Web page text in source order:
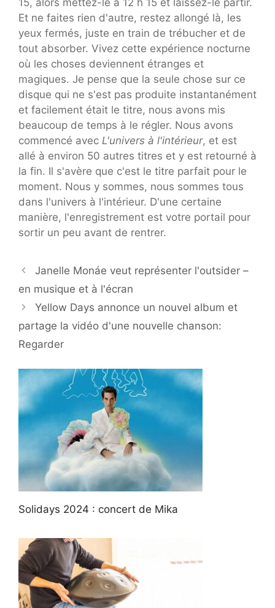
Et ne faites rien d'autre, restez allongé là, les
yeux fermés, juste en train de trébucher et de
tout absorber. Vivez cette expérience nocturne
où les choses deviennent étranges et
magiques. Je pense que la seule chose sur ce
disque qui ne s'est pas produite instantanément
et facilement était le titre, nous avons mis
beaucoup de temps à le régler. Nous avons
commencé avec L'univers à l'intérieur, et est
allé à environ 50 autres titres et y est retourné à
la fin. Il s'avère que c'est le titre parfait pour le
moment. Nous y sommes, nous sommes tous
dans l'univers à l'intérieur. D'une certaine
manière, l'enregistrement est votre portail pour
sortir un peu avant de rentrer.
Janelle Monáe veut représenter l'outsider –
en musique et à l'écran
Yellow Days annonce un nouvel album et
partage la vidéo d'une nouvelle chanson:
Regarder
Solidays 2024 : concert de Mika